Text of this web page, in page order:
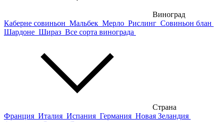
Виноград
Каберне совиньон Мальбек Мерло Рислинг Совиньон блан
Шардоне Шираз Все сорта винограда
Страна
Франция Италия Испания Германия Новая Зеландия